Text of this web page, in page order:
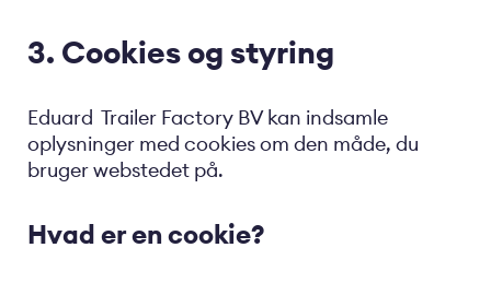
3. Cookies og styring
Eduard Trailer Factory BV kan indsamle
oplysninger med cookies om den måde, du
bruger webstedet på.
Hvad er en cookie?